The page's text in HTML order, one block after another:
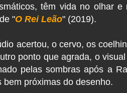
têm vida no olhar
"O Rei Leão" (2019).
acertou, o cervo, os
ponto que agrada, o
pelas sombras após a
bem próximas do desenho.